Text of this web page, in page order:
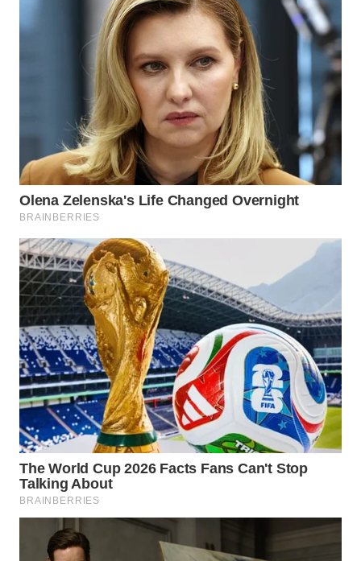
INDRAMAYU
WN
MAJALENGKA
SUBANG
WN
SUKABUMI
WN
PURWAKARTA
WN
PRIANGAN
TIMUR
WN
SEMARANG
WN
SOLO